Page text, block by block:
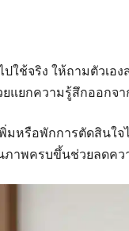
ช้จริง ให้ถามตัวเอ
แยกความรู้สึกออกจา
หรือพักการตัดสินใ
าพครบขึ้นช่วยลดค